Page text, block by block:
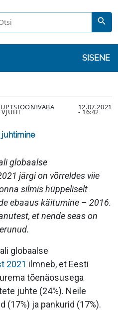
search
SISENE
KUUPÄEV
12.07.2021
- 16:42
juhtimine
globaalse
järgi on võrreldes viie
silmis hüppeliselt
ebaaus käitumine – 2016.
et nende seas on
globaalse
2021 ilmneb, et Eesti
tõenäosusega
juhte (24%). Neile
(17%) ja pankurid (17%).